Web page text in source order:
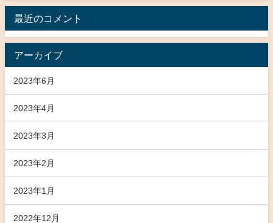
最近のコメント
アーカイブ
2023年6月
2023年4月
2023年3月
2023年2月
2023年1月
2022年12月